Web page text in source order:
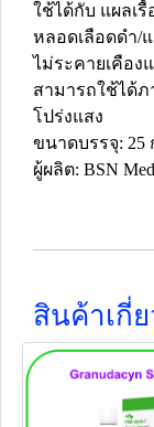
ใช้ได้กับ แผลเ
หลอดเลือดดำ/
ไม่ระคายเคือง
สามารถใช้ได้
โปร่งแสง
ขนาดบรรจุ: 25
ผู้ผลิต: BSN
สินค้าเกี่